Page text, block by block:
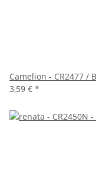
Camelion - CR2477 /
3,59 € *